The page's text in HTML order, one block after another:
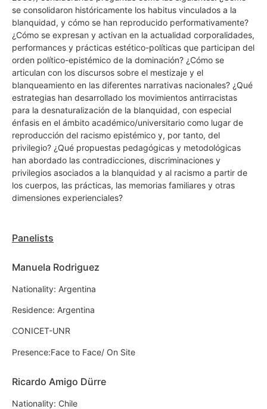
se consolidaron históricamente los habitus vinculados a la
blanquidad, y cómo se han reproducido performativamente?
¿Cómo se expresan y activan en la actualidad corporalidades,
performances y prácticas estético-políticas que participan del
orden político-epistémico de la dominación? ¿Cómo se
articulan con los discursos sobre el mestizaje y el
blanqueamiento en las diferentes narrativas nacionales? ¿Qué
estrategias han desarrollado los movimientos antirracistas
para la desnaturalización de la blanquidad, con especial
énfasis en el ámbito académico/universitario como lugar de
reproducción del racismo epistémico y, por tanto, del
privilegio? ¿Qué propuestas pedagógicas y metodológicas
han abordado las contradicciones, discriminaciones y
privilegios asociados a la blanquidad y al racismo a partir de
los cuerpos, las prácticas, las memorias familiares y otras
dimensiones experienciales?
Panelists
Manuela Rodriguez
Nationality: Argentina
Residence: Argentina
CONICET-UNR
Presence:Face to Face/ On Site
Ricardo Amigo Dürre
Nationality: Chile